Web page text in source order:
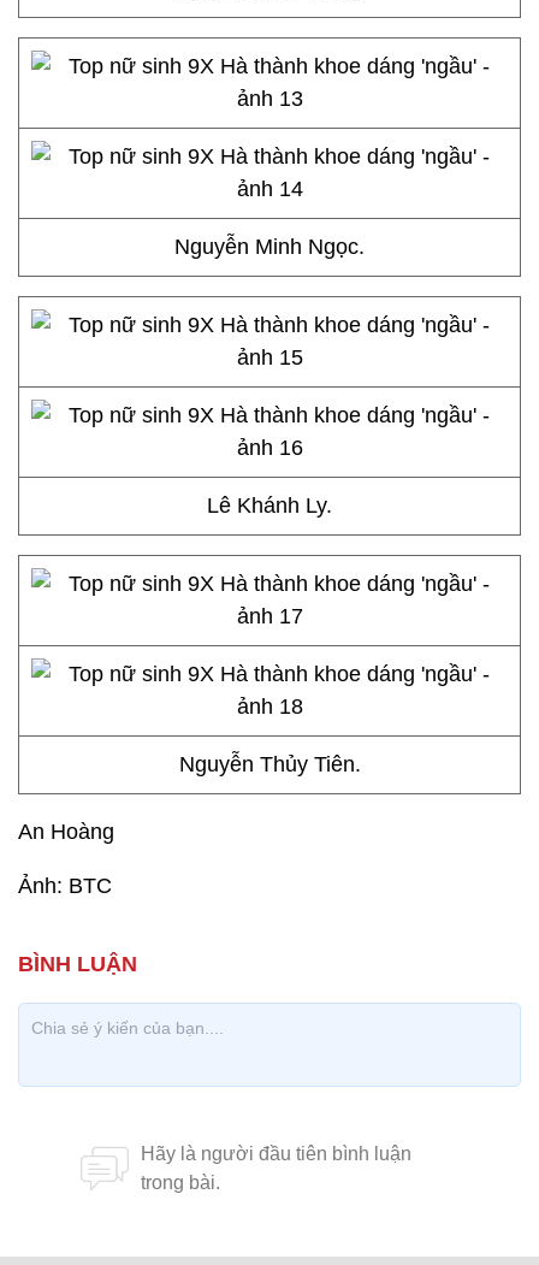
Nguyễn Minh Ngọc.
Lê Khánh Ly.
Nguyễn Thủy Tiên.
An Hoàng
Ảnh: BTC